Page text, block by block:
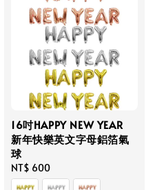
16吋HAPPY NEW YEAR
新年快樂英文字母鋁箔氣
球
Regular
price
NT$ 600